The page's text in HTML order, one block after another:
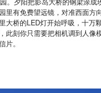
里有免费望远镜，对准西面方
大桥的LED灯开始呼吸，十万
此刻你只需要把相机调到人像
片。